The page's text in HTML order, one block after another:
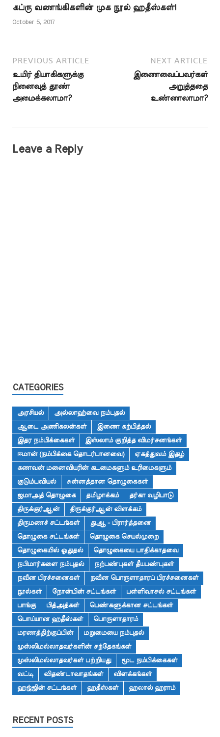
கப்ரு வணங்கிகளின் முக நூல் ஹதீஸ்கள்!
October 5, 2017
PREVIOUS ARTICLE
உயிர் தியாகிகளுக்கு
நினைவுத் தூண்
அமைக்கலாமா?
NEXT ARTICLE
இணைவைப்பவர்கள்
அறுத்ததை
உண்ணலாமா?
Leave a Reply
CATEGORIES
அரசியல்
அல்லாஹ்வை நம்புதல்
ஆடை அணிகலன்கள்
இணை கற்பித்தல்
இதர நம்பிக்கைகள்
இஸ்லாம் குறித்த விமர்சனங்கள்
ஈமான் (நம்பிக்கை தொடர்பானவை)
ஏகத்துவம் இதழ்
கணவன் மனைவியரின் கடமைகளும் உரிமைகளும்
குடும்பவியல்
சுன்னத்தான தொழுகைகள்
ஜமாஅத் தொழுகை
தமிழாக்கம்
தர்கா வழிபாடு
திருக்குர்ஆன்
திருக்குர்ஆன் விளக்கம்
திருமணச் சட்டங்கள்
துஆ - பிரார்த்தனை
தொழுகை சட்டங்கள்
தொழுகை செயல்முறை
தொழுகையில் ஓதுதல்
தொழுகையை பாதிக்காதவை
நபிமார்களை நம்புதல்
நற்பண்புகள் தீயபண்புகள்
நவீன பிரச்சனைகள்
நவீன பொருளாதாரப் பிரச்சனைகள்
நூல்கள்
நோன்பின் சட்டங்கள்
பள்ளிவாசல் சட்டங்கள்
பாங்கு
பித்அத்கள்
பெண்களுக்கான சட்டங்கள்
பொய்யான ஹதீஸ்கள்
பொருளாதாரம்
மரணத்திற்குப்பின்
மறுமையை நம்புதல்
முஸ்லிமல்லாதவர்களின் சந்தேகங்கள்
முஸ்லிமல்லாதவர்கள் பற்றியது
மூட நம்பிக்கைகள்
வட்டி
விதண்டாவாதங்கள்
விளக்கங்கள்
ஹஜ்ஜின் சட்டங்கள்
ஹதீஸ்கள் ஹலால் ஹராம்
RECENT POSTS